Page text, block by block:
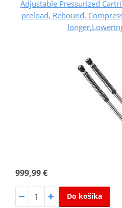
Adjustable Pressurized
preload, Rebound,
999,99 €
Do košíka